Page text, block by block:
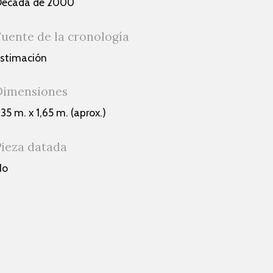
de la cronología
m. x 1,65 m. (aprox.)
datada